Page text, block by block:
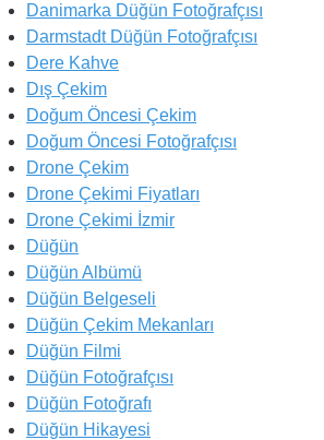
Danimarka Düğün Fotoğrafçısı
Darmstadt Düğün Fotoğrafçısı
Dere Kahve
Dış Çekim
Doğum Öncesi Çekim
Doğum Öncesi Fotoğrafçısı
Drone Çekim
Drone Çekimi Fiyatları
Drone Çekimi İzmir
Düğün
Düğün Albümü
Düğün Belgeseli
Düğün Çekim Mekanları
Düğün Filmi
Düğün Fotoğrafçısı
Düğün Fotoğrafı
Düğün Hikayesi